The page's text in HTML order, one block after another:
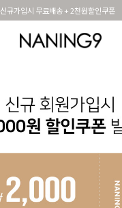
신규가입시 무료배송 + 2천원할인쿠폰